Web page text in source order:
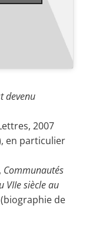
devenu
2007
en particulier
Communautés
VIIe siècle au
(biographie de